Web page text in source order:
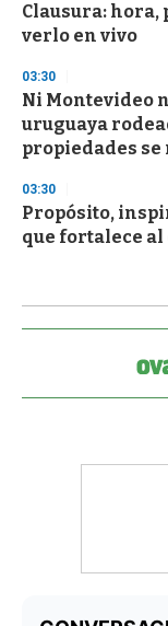
Clausura:
verlo en vivo
03:30
Ni Montevideo
uruguaya
propiedades se
03:30
Propósito,
que fortalece